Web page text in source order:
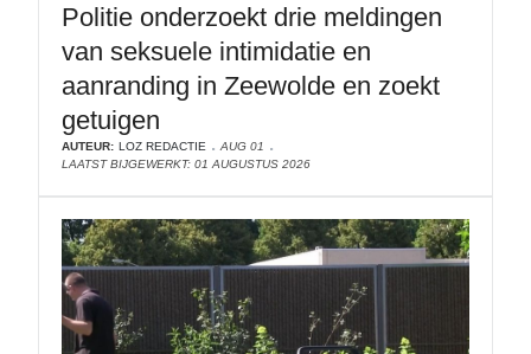
Politie onderzoekt drie meldingen
van seksuele intimidatie en
aanranding in Zeewolde en zoekt
getuigen
AUTEUR: LOZ REDACTIE
AUG 01
LAATST BIJGEWERKT: 01 AUGUSTUS 2026